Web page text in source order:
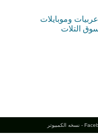
- نسخه الكمبيوتر